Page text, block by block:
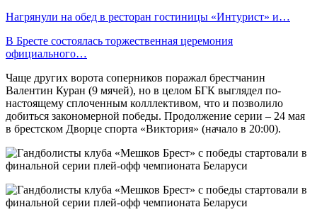
Нагрянули на обед в ресторан гостиницы «Интурист» и…
В Бресте состоялась торжественная церемония
официального…
Чаще других ворота соперников поражал брестчанин
Валентин Куран (9 мячей), но в целом БГК выглядел по-
настоящему сплоченным колллективом, что и позволило
добиться закономерной победы. Продолжение серии – 24 мая
в брестском Дворце спорта «Виктория» (начало в 20:00).